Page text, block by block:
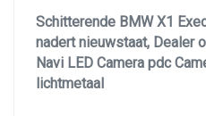
Led verlichting
Lichtmetalen velgen
Metaalkleur
Schitterende BMW X1
nadert nieuwstaat, Dealer
Navi LED Camera pdc
lichtmetaal